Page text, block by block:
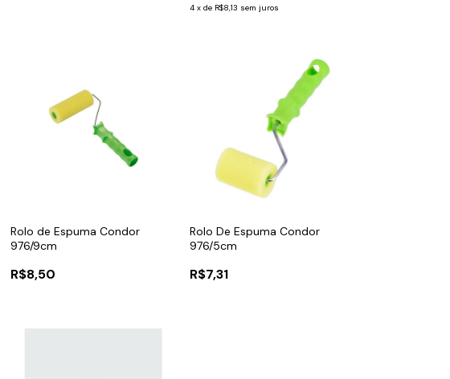
4 x de R$8,13 sem juros
Rolo de Espuma Condor
976/9cm
R$8,50
Rolo De Espuma Condor
976/5cm
R$7,31